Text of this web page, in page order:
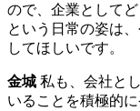
ので、企業として
という日常の姿は
してほしいです。
金城 私も、会社と
いることを積極的